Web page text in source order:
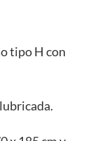
tipo H con